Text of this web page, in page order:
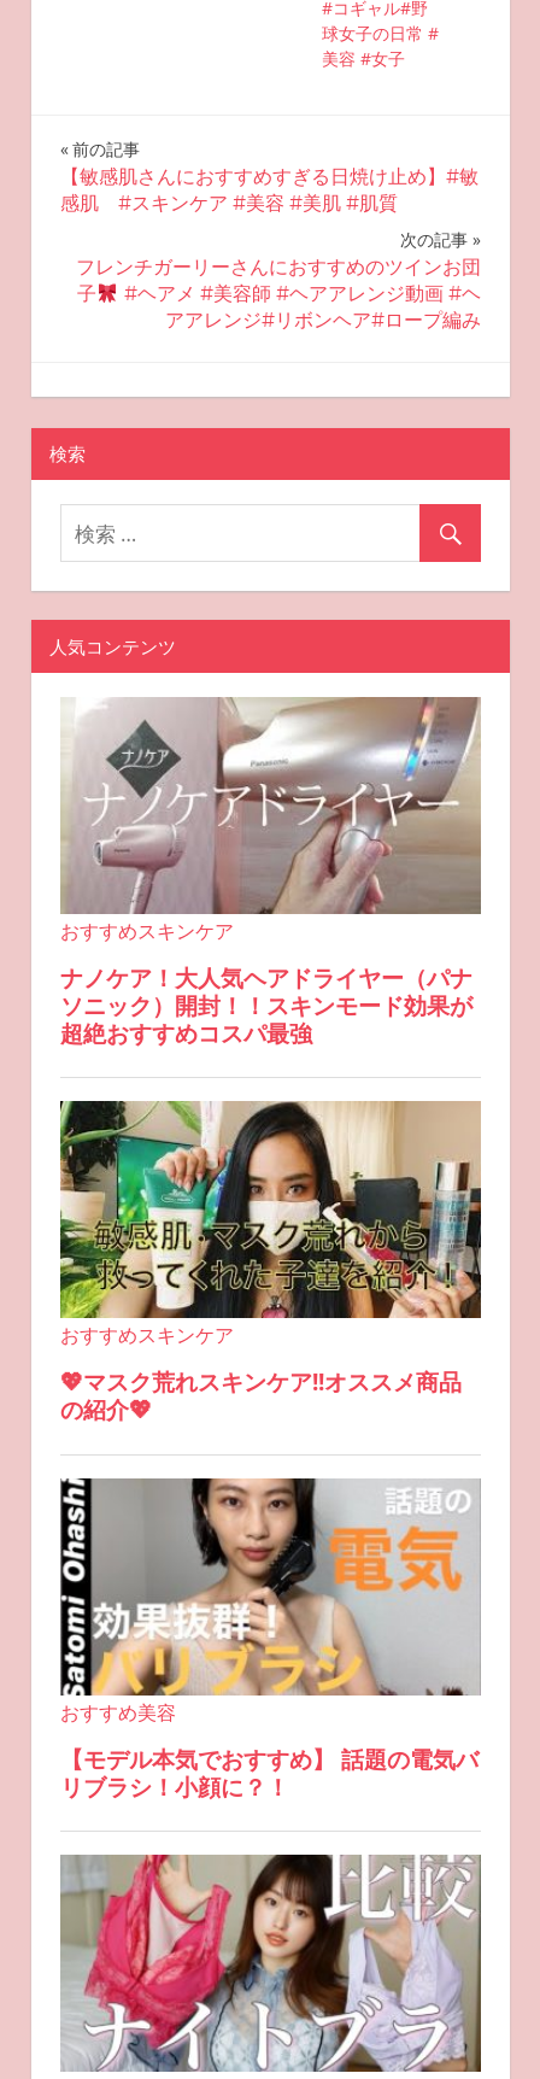
#コギャル#野
球女子の日常 #
美容 #女子
投
稿
ナ
ビ
ー
シ
ョ
ン
前の記事
【敏感肌さんにおすすめすぎる日焼け止め】#敏
感肌 #スキンケア #美容 #美肌 #肌質
次の記事
フレンチガーリーさんにおすすめのツインお団
子
#ヘアメ #美容師 #ヘアアレンジ動画 #ヘ
アアレンジ#リボンヘア#ロープ編み
2024-10-06
miyu
おすすめ美容
検索
人気コンテンツ